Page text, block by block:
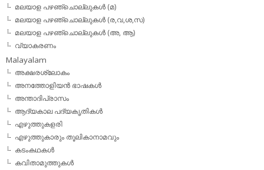
മലയാള പഴഞ്ചൊല്ലുകള്‍ (മ)
മലയാള പഴഞ്ചൊല്ലുകള്‍ (ര,വ,ശ,സ)
മലയാള പഴഞ്ചൊല്ലുകൾ (അ, ആ)
വ്യാകരണം
Malayalam
അക്ഷരശ്ലോകം
അനത്തോളിയന്‍ ഭാഷകള്‍
അന്താദിപ്രാസം
ആദ്യകാല പദ്യകൃതികള്‍
എഴുത്തുകളരി
എഴുത്തുകാരും തൂലികാനാമവും
കടംകഥകള്‍
കവിതാമുത്തുകള്‍